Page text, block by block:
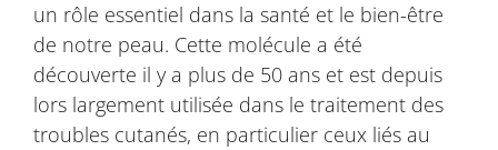
un rôle essentiel dans la santé et le bien-être
de notre peau. Cette molécule a été
découverte il y a plus de 50 ans et est depuis
lors largement utilisée dans le traitement des
troubles cutanés, en particulier ceux liés au